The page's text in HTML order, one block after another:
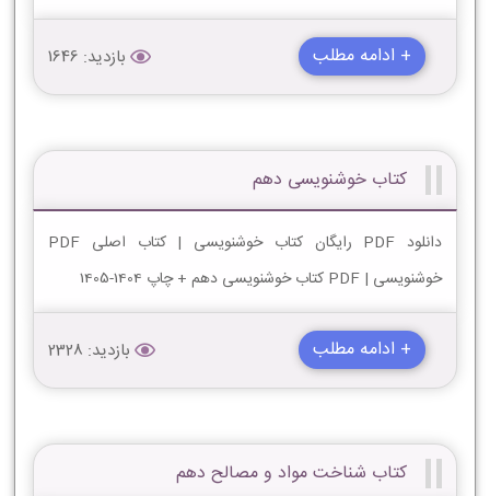
+ ادامه مطلب بازدید: 1646
کتاب خوشنویسی دهم
دانلود PDF رایگان کتاب خوشنویسی | کتاب اصلی PDF
خوشنویسی | PDF کتاب خوشنویسی دهم + چاپ 1404-1405
+ ادامه مطلب بازدید: 2328
کتاب شناخت مواد و مصالح دهم